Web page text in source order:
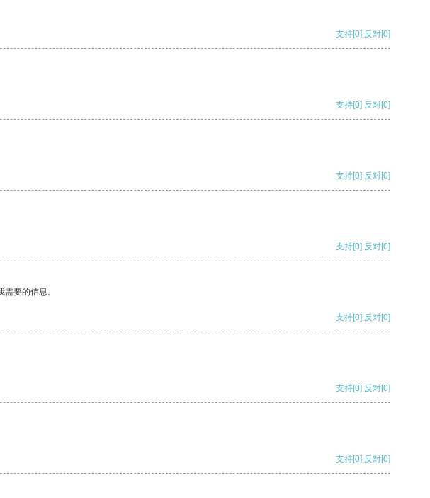
支持[0] 反对[0]
支持[0] 反对[0]
支持[0] 反对[0]
支持[0] 反对[0]
要的信息。
支持[0] 反对[0]
支持[0] 反对[0]
支持[0] 反对[0]